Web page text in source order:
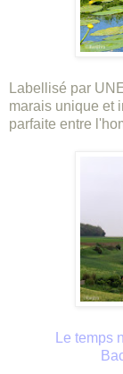
Labellisé par
marais unique et
parfaite entre
Le temps